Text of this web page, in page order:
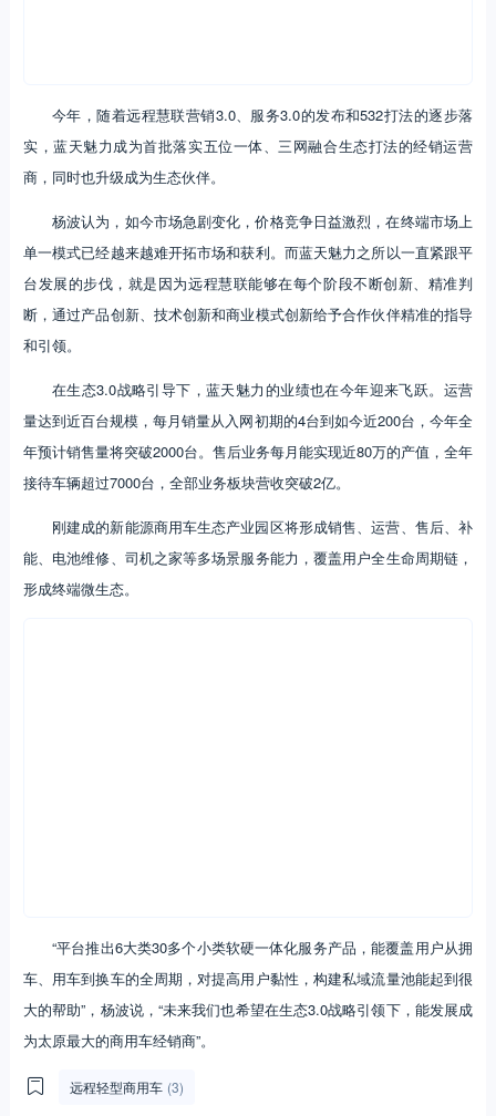
今年，随着远程慧联营销3.0、服务3.0的发布和532打法的逐步落
实，蓝天魅力成为首批落实五位一体、三网融合生态打法的经销运营
商，同时也升级成为生态伙伴。
杨波认为，如今市场急剧变化，价格竞争日益激烈，在终端市场上
单一模式已经越来越难开拓市场和获利。而蓝天魅力之所以一直紧跟平
台发展的步伐，就是因为远程慧联能够在每个阶段不断创新、精准判
断，通过产品创新、技术创新和商业模式创新给予合作伙伴精准的指导
和引领。
在生态3.0战略引导下，蓝天魅力的业绩也在今年迎来飞跃。运营
量达到近百台规模，每月销量从入网初期的4台到如今近200台，今年全
年预计销售量将突破2000台。售后业务每月能实现近80万的产值，全年
接待车辆超过7000台，全部业务板块营收突破2亿。
刚建成的新能源商用车生态产业园区将形成销售、运营、售后、补
能、电池维修、司机之家等多场景服务能力，覆盖用户全生命周期链，
形成终端微生态。
“平台推出6大类30多个小类软硬一体化服务产品，能覆盖用户从拥
车、用车到换车的全周期，对提高用户黏性，构建私域流量池能起到很
大的帮助”，杨波说，“未来我们也希望在生态3.0战略引领下，能发展成
为太原最大的商用车经销商”。
远程轻型商用车 (3)